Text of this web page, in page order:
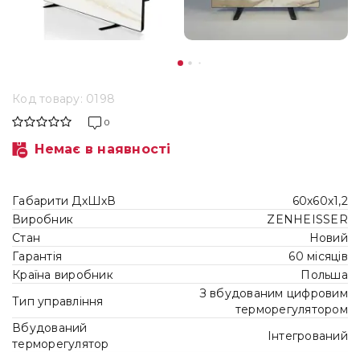
Код товару: 0198
0
Немає в наявності
Габарити ДхШхВ
60х60х1,2
Виробник
ZENHEISSER
Стан
Новий
Гарантія
60 місяців
Країна виробник
Польша
Тип управління
З вбудованим цифровим
терморегулятором
Вбудований
терморегулятор
Інтегрований